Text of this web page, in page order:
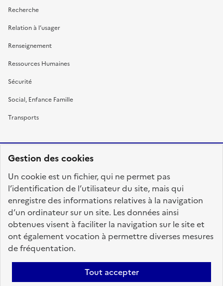
Gestion des cookies
Un cookie est un fichier, qui ne permet pas
l’identification de l’utilisateur du site, mais qui
enregistre des informations relatives à la navigation
d’un ordinateur sur un site. Les données ainsi
obtenues visent à faciliter la navigation sur le site et
ont également vocation à permettre diverses mesures
de fréquentation.
Tout accepter
Recherche
Relation à l’usager
Renseignement
Ressources Humaines
Sécurité
Social, Enfance Famille
Transports
FRANÇAISE
fonction-publique.gouv.fr
legifrance.gouv.fr
gouvernement.fr
Accessibilité : totalement conforme